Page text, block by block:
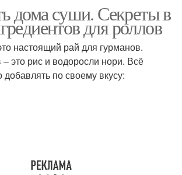
дома суши. Секреты в
для роллов
настоящий рай для гурманов.
это рис и водоросли нори. Всё
по своему вкусу: